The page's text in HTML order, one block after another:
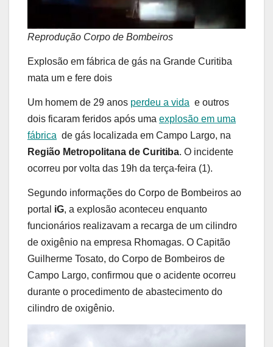
Reprodução Corpo de Bombeiros
Explosão em fábrica de gás na Grande Curitiba
mata um e fere dois
Um homem de 29 anos perdeu a vida e outros
dois ficaram feridos após uma explosão em uma
fábrica de gás localizada em Campo Largo, na
Região Metropolitana de Curitiba. O incidente
ocorreu por volta das 19h da terça-feira (1).
Segundo informações do Corpo de Bombeiros ao
portal iG, a explosão aconteceu enquanto
funcionários realizavam a recarga de um cilindro
de oxigênio na empresa Rhomagas. O Capitão
Guilherme Tosato, do Corpo de Bombeiros de
Campo Largo, confirmou que o acidente ocorreu
durante o procedimento de abastecimento do
cilindro de oxigênio.